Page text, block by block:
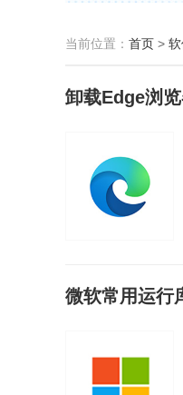
当前位置： 首页 >
卸载Edge浏
微软常用运行